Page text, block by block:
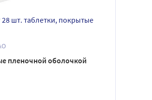
шт. таблетки, покрытые
пленочной оболочкой